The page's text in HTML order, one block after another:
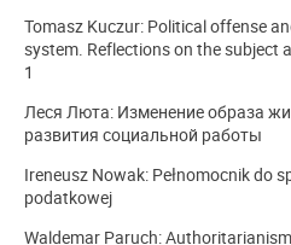
Tomasz Kuczur: Political offense
system. Reflections on the subject
1
Леся Люта: Изменение образа
развития социальной работы
Ireneusz Nowak: Pełnomocnik do
podatkowej
Waldemar Paruch: